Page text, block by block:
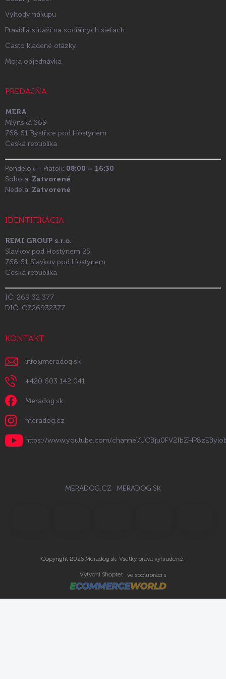
Výhody nákupu
Pravidlá súťaží na sociálnych sieťach
Často kladené otázky
Moja objednávka
PREDAJŇA
MERA
Mlýnská 369
768 61 Bystřice pod Hostýnem
Česká republika
Pondelok – Piatok: 08:00 – 16:30
Sobota: Zatvorené
Nedeľa: Zatvorené
IDENTIFIKÁCIA
REMI GROUP s.r.o.
Slavkov pod Hostýnem 25
768 61 Slavkov pod Hostýnem
Česká republika
IČ: 269 32 377
DIČ: CZ26932377
KONTAKT
info@meradog.sk
+420 603 142 041
Meradog.sk
meradog.cz
https://www.youtube.com/channel/
MERADOG.CZ MERADOG.SK
Vytvoril Shoptet ve spolupráci s
Copyright 2026 Meradog.sk . Všetky práva vyhradené.